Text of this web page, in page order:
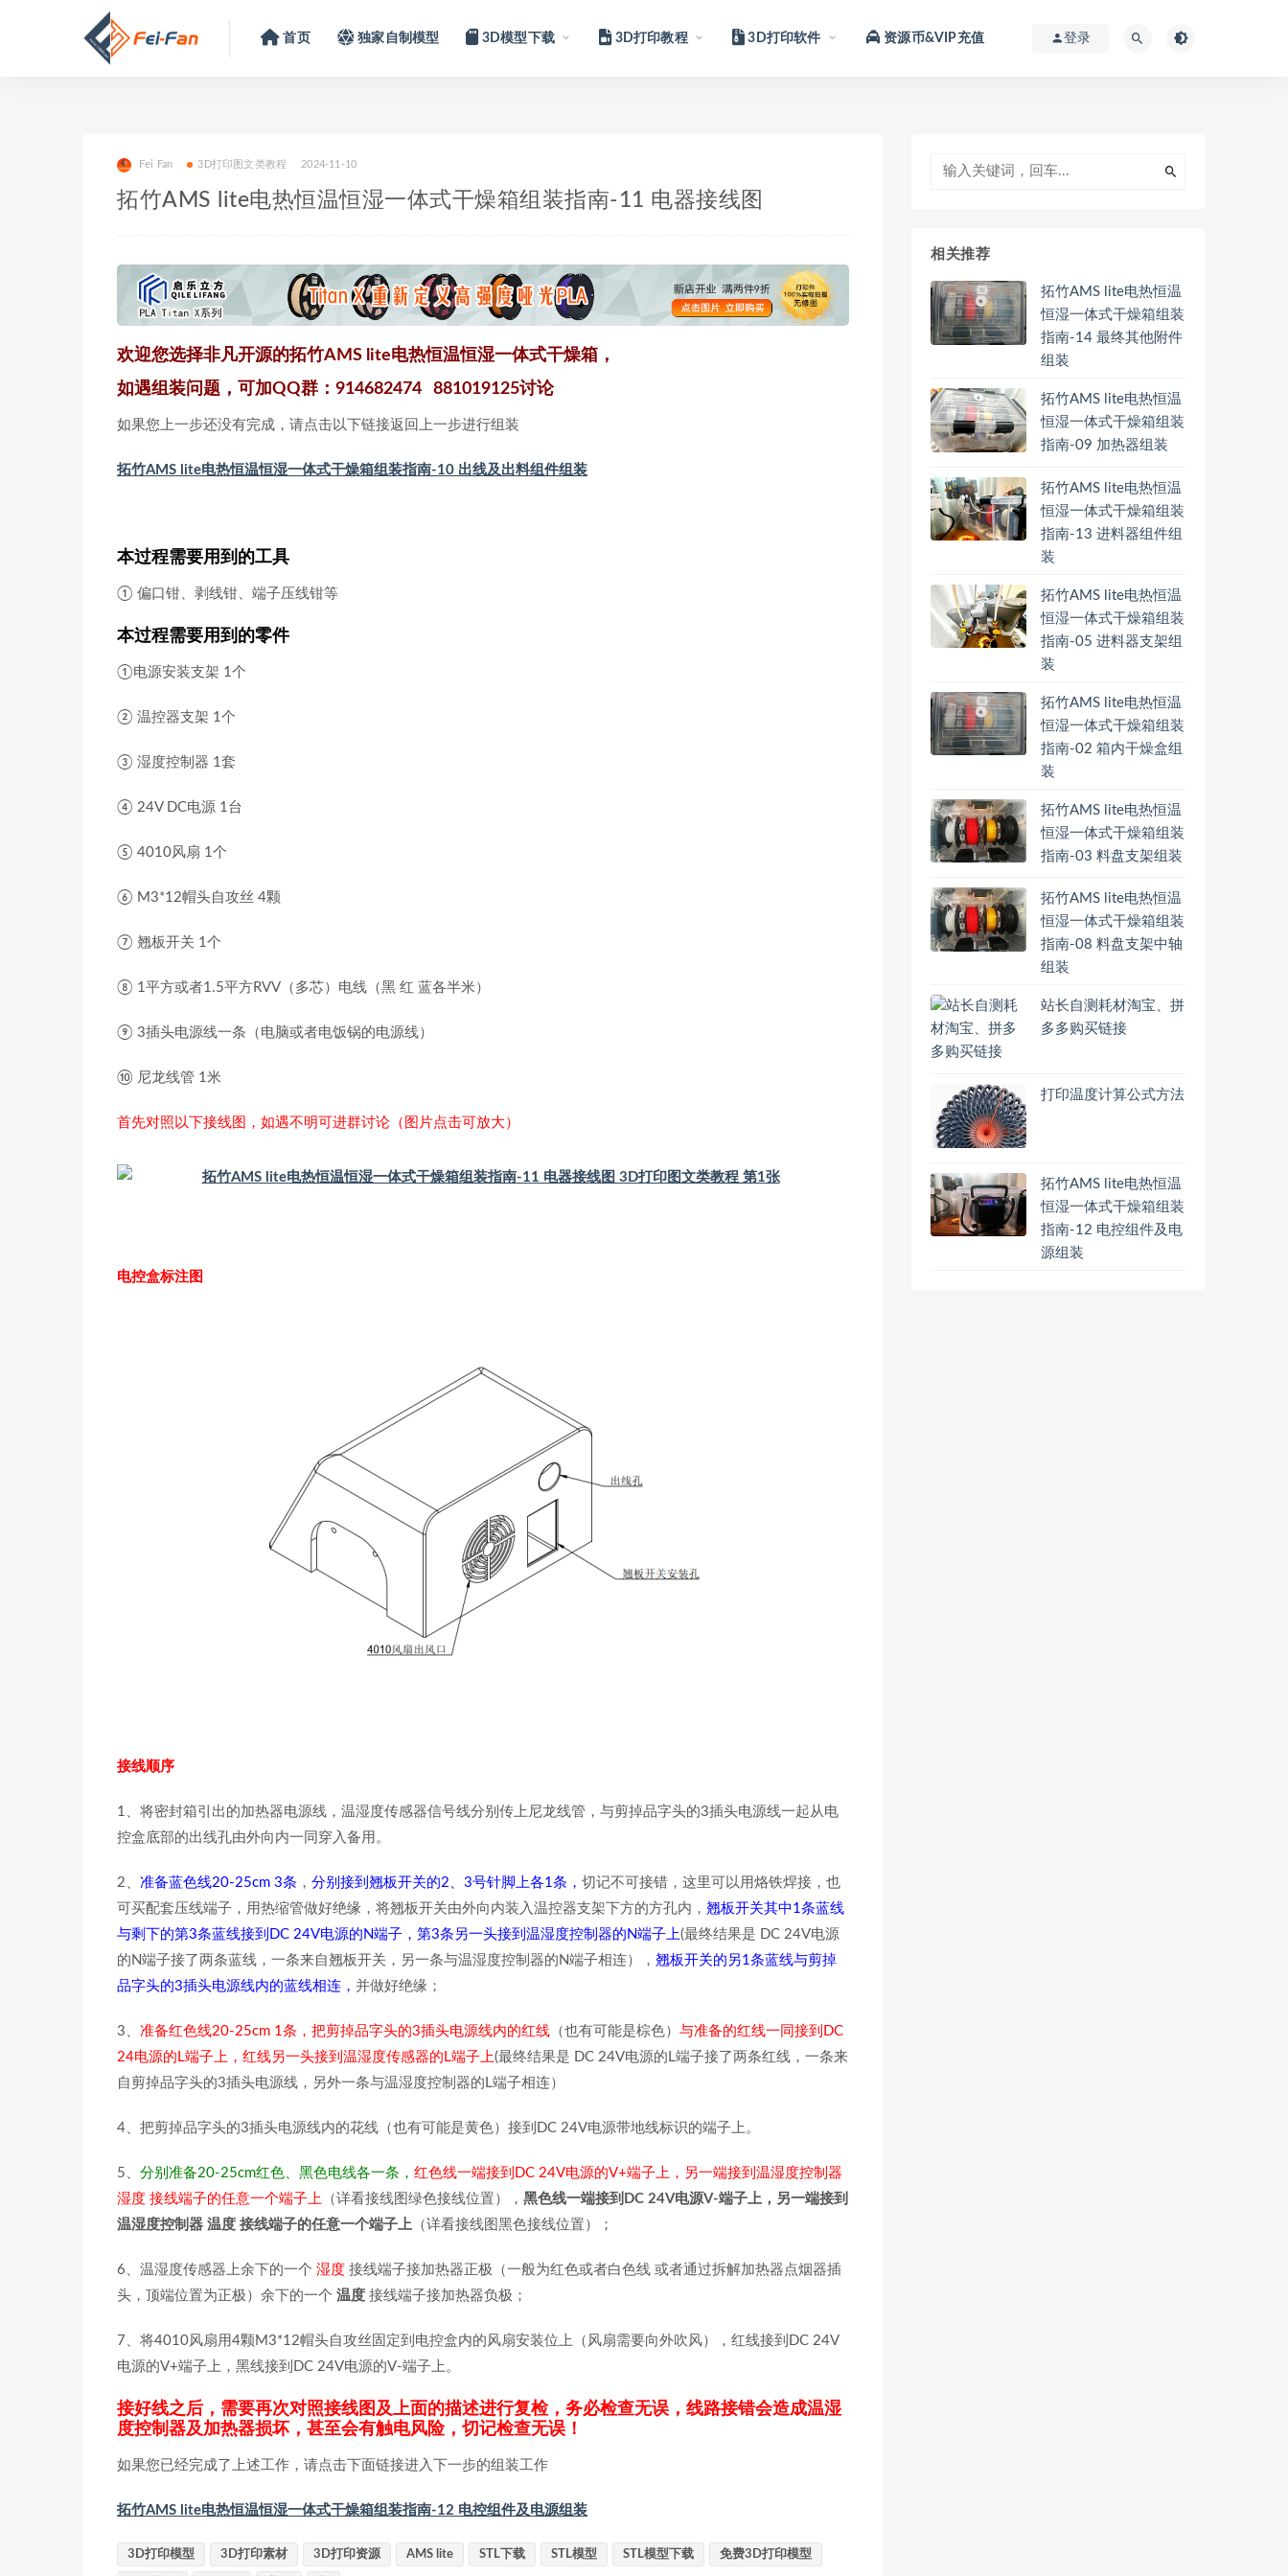
首页 独家自制模型 3D模型下载 3D打印教程 3D打印软件 资源币&VIP充值 登录
Fei Fan 3D打印图文类教程 2024-11-10
拓竹AMS lite电热恒温恒湿一体式干燥箱组装指南-11 电器接线图
欢迎您选择非凡开源的拓竹AMS lite电热恒温恒湿一体式干燥箱，
如遇组装问题，可加QQ群：914682474 881019125讨论
如果您上一步还没有完成，请点击以下链接返回上一步进行组装
拓竹AMS lite电热恒温恒湿一体式干燥箱组装指南-10 出线及出料组件组装
本过程需要用到的工具
① 偏口钳、剥线钳、端子压线钳等
本过程需要用到的零件
①电源安装支架 1个
② 温控器支架 1个
③ 湿度控制器 1套
④ 24V DC电源 1台
⑤ 4010风扇 1个
⑥ M3*12帽头自攻丝 4颗
⑦ 翘板开关 1个
⑧ 1平方或者1.5平方RVV（多芯）电线（黑 红 蓝各半米）
⑨ 3插头电源线一条（电脑或者电饭锅的电源线）
⑩ 尼龙线管 1米
首先对照以下接线图，如遇不明可进群讨论（图片点击可放大）
电控盒标注图
接线顺序
1、将密封箱引出的加热器电源线，温湿度传感器信号线分别传上尼龙线管，与剪掉品字头的3插头电源线一起从电
控盒底部的出线孔由外向内一同穿入备用。
2、 准备蓝色线20-25cm 3条 ， 分别接到翘板开关的2、3号针脚上各1条， 切记不可接错，这里可以用烙铁焊接，也
可买配套压线端子，用热缩管做好绝缘，将翘板开关由外向内装入温控器支架下方的方孔内， 翘板开关其中1条蓝线
与剩下的第3条蓝线接到DC 24V电源的N端子，第3条另一头接到温湿度控制器的N端子上(最终结果是 DC 24V电源
的N端子接了两条蓝线，一条来自翘板开关，另一条与温湿度控制器的N端子相连）， 翘板开关的另1条蓝线与剪掉
品字头的3插头电源线内的蓝线相连， 并做好绝缘；
3、 准备红色线20-25cm 1条，把剪掉品字头的3插头电源线内的红线 （也有可能是棕色） 与准备的红线一同接到DC
24电源的L端子上，红线另一头接到温湿度传感器的L端子上(最终结果是 DC 24V电源的L端子接了两条红线，一条来
自剪掉品字头的3插头电源线，另外一条与温湿度控制器的L端子相连）
4、把剪掉品字头的3插头电源线内的花线（也有可能是黄色）接到DC 24V电源带地线标识的端子上。
5、 分别准备20-25cm红色、黑色电线各一条， 红色线一端接到DC 24V电源的V+端子上，另一端接到温湿度控制器
湿度 接线端子的任意一个端子上
（详看接线图绿色接线位置）， 黑色线一端接到DC 24V电源V-端子上，另一端接到
温湿度控制器 温度 接线端子的任意一个端子上 （详看接线图黑色接线位置）；
6、温湿度传感器上余下的一个 湿度 接线端子接加热器正极（一般为红色或者白色线 或者通过拆解加热器点烟器插
头，顶端位置为正极）余下的一个 温度 接线端子接加热器负极；
7、将4010风扇用4颗M3*12帽头自攻丝固定到电控盒内的风扇安装位上（风扇需要向外吹风），红线接到DC 24V
电源的V+端子上，黑线接到DC 24V电源的V-端子上。
接好线之后，需要再次对照接线图及上面的描述进行复检，务必检查无误，线路接错会造成温湿
度控制器及加热器损坏，甚至会有触电风险，切记检查无误！
如果您已经完成了上述工作，请点击下面链接进入下一步的组装工作
拓竹AMS lite电热恒温恒湿一体式干燥箱组装指南-12 电控组件及电源组装
3D打印模型 3D打印素材 3D打印资源 AMS lite STL下载 STL模型 STL模型下载 免费3D打印模型
相关推荐
拓竹AMS lite电热恒温
恒湿一体式干燥箱组装
指南-14 最终其他附件
组装
拓竹AMS lite电热恒温
恒湿一体式干燥箱组装
指南-09 加热器组装
拓竹AMS lite电热恒温
恒湿一体式干燥箱组装
指南-13 进料器组件组
装
拓竹AMS lite电热恒温
恒湿一体式干燥箱组装
指南-05 进料器支架组
装
拓竹AMS lite电热恒温
恒湿一体式干燥箱组装
指南-02 箱内干燥盒组
装
拓竹AMS lite电热恒温
恒湿一体式干燥箱组装
指南-03 料盘支架组装
拓竹AMS lite电热恒温
恒湿一体式干燥箱组装
指南-08 料盘支架中轴
组装
站长自测耗材淘宝、拼
多多购买链接
打印温度计算公式方法
拓竹AMS lite电热恒温
恒湿一体式干燥箱组装
指南-12 电控组件及电
源组装